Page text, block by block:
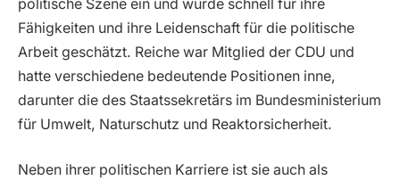
politische Szene ein und wurde schnell für ihre
Fähigkeiten und ihre Leidenschaft für die politische
Arbeit geschätzt. Reiche war Mitglied der CDU und
hatte verschiedene bedeutende Positionen inne,
darunter die des Staatssekretärs im Bundesministerium
für Umwelt, Naturschutz und Reaktorsicherheit.
Neben ihrer politischen Karriere ist sie auch als